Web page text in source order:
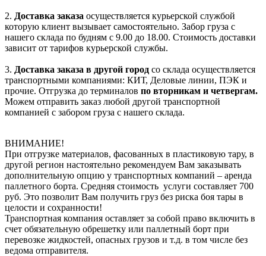
2. Доставка заказа осуществляется курьерской службой
которую клиент вызывает самостоятельно. Забор груза с
нашего склада по будням с 9.00 до 18.00. Стоимость доставки
зависит от тарифов курьерской службы.
3. Доставка заказа в другой город со склада осуществляется
транспортными компаниями: КИТ, Деловые линии, ПЭК и
прочие. Отгрузка до терминалов по вторникам и четвергам.
Можем отправить заказ любой другой транспортной
компанией с забором груза с нашего склада.
ВНИМАНИЕ!
При отгрузке материалов, фасованных в пластиковую тару, в
другой регион настоятельно рекомендуем Вам заказывать
дополнительную опцию у транспортных компаний – аренда
паллетного борта. Средняя стоимость услуги составляет 700
руб. Это позволит Вам получить груз без риска боя тары в
целости и сохранности!
Транспортная компания оставляет за собой право включить в
счет обязательную обрешетку или паллетный борт при
перевозке жидкостей, опасных грузов и т.д. в том числе без
ведома отправителя.